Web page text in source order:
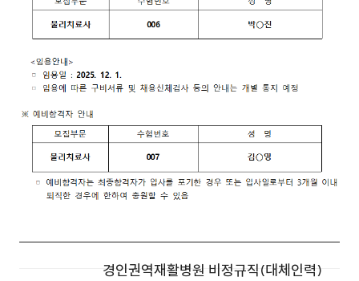
경인권역재활병원 비정규직(대체인력)